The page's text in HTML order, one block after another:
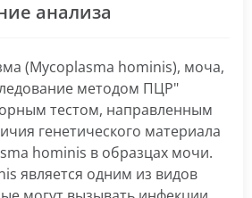
анализа
(Mycoplasma hominis), моча,
методом ПЦР"
тестом, направленным
генетического материала
hominis в образцах мочи.
является одним из видов